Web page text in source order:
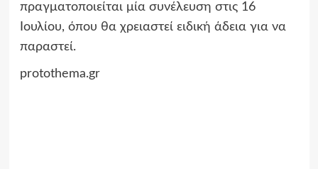
πραγματοποιείται μία συνέλευση στις 16
Ιουλίου, όπου θα χρειαστεί ειδική άδεια για να
παραστεί.
protothema.gr